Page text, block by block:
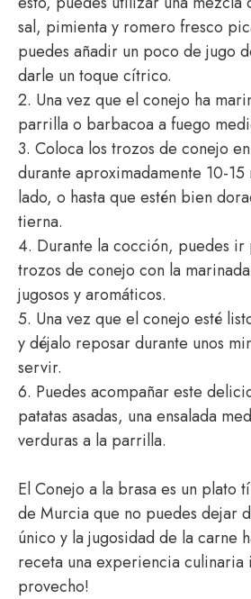
sal, pimienta y romero fresco
puedes añadir un poco de jugo
darle un toque cítrico.
2. Una vez que el conejo ha
parrilla o barbacoa a fuego
3. Coloca los trozos de conejo
durante aproximadamente 10-
lado, o hasta que estén bien
tierna.
4. Durante la cocción, puedes ir
trozos de conejo con la
jugosos y aromáticos.
5. Una vez que el conejo esté
y déjalo reposar durante unos
servir.
6. Puedes acompañar este
patatas asadas, una ensalada
verduras a la parrilla.
El Conejo a la brasa es un plato
de Murcia que no puedes dejar
único y la jugosidad de la carne
receta una experiencia culinaria
provecho!